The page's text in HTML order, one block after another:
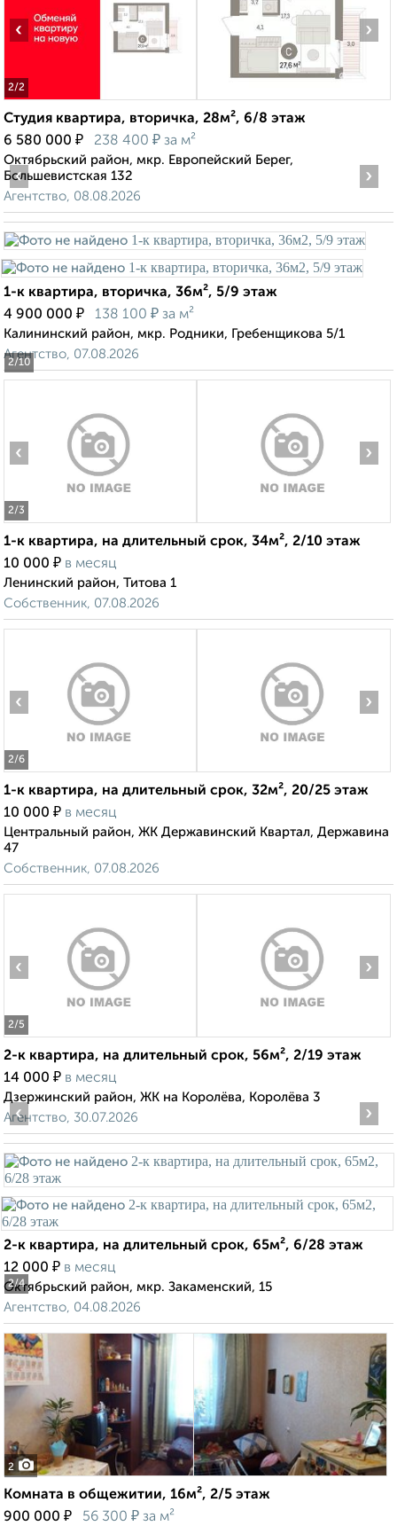
2/2
‹ ›
Студия квартира, вторичка, 28м², 6/8 этаж
6 580 000 ₽ 238 400 ₽ за м²
Октябрьский район, мкр. Европейский Берег,
Большевистская 132
Агентство, 08.08.2026
2/10
‹ ›
1-к квартира, вторичка, 36м², 5/9 этаж
4 900 000 ₽ 138 100 ₽ за м²
Калининский район, мкр. Родники, Гребенщикова 5/1
Агентство, 07.08.2026
2/3
‹ ›
1-к квартира, на длительный срок, 34м², 2/10 этаж
10 000 ₽ в месяц
Ленинский район, Титова 1
Собственник, 07.08.2026
2/6
‹ ›
1-к квартира, на длительный срок, 32м², 20/25 этаж
10 000 ₽ в месяц
Центральный район, ЖК Державинский Квартал, Державина
47
Собственник, 07.08.2026
2/5
‹ ›
2-к квартира, на длительный срок, 56м², 2/19 этаж
14 000 ₽ в месяц
Дзержинский район, ЖК на Королёва, Королёва 3
Агентство, 30.07.2026
2/4
‹ ›
2-к квартира, на длительный срок, 65м², 6/28 этаж
12 000 ₽ в месяц
Октябрьский район, мкр. Закаменский, 15
Агентство, 04.08.2026
2
Комната в общежитии, 16м², 2/5 этаж
900 000 ₽ 56 300 ₽ за м²